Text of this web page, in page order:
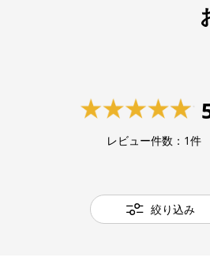
レビュー件数： 1件
絞り込み